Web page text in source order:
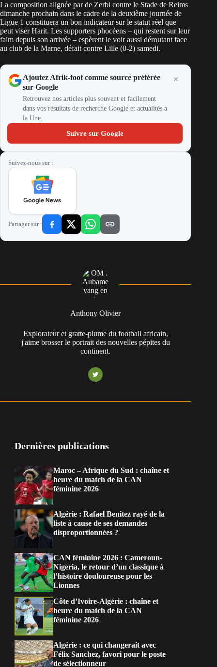
La composition alignée par de Zerbi contre le Stade de Reims
dimanche prochain dans le cadre de la deuxième journée de
Ligue 1 constituera un bon indicateur sur le statut réel que
peut viser Harit. Les supporters phocéens – qui restent sur leur
faim depuis son arrivée – espèrent le voir aussi déroutant face
au club de la Marne, défait contre Lille (0-2) samedi.
Ajoutez Afrik-foot comme source préférée
sur Google
Retrouvez nos articles plus souvent et facilement
dans vos résultats de recherche Google et actualités à
la Une.
Suivre sur Google
Suivez-nous sur :
Partager sur :
Anthony Olivier
Explorateur et gratte-plume du football africain,
j'aime brosser le portrait des nouvelles pépites du
continent.
Dernières publications
Maroc – Afrique du Sud : chaîne et
heure du match de la CAN
féminine 2026
Algérie : Rafael Benitez rayé de la
liste à cause de ses demandes
disproportionnées ?
CAN féminine 2026 : Cameroun-
Nigeria, le retour d’un classique à
l’histoire douloureuse pour les
Lionnes
Côte d’Ivoire-Algérie : chaîne et
heure du match de la CAN
féminine 2026
Algérie : ce qui changerait avec
Félix Sanchez, favori pour le poste
de sélectionneur